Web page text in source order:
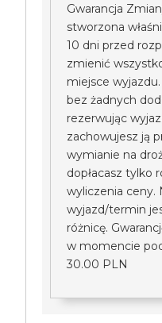
Gwarancja
stworzona
10 dni przed
zmienić
miejsce
bez żadnych
rezerwując
zachowujesz ją
wymianie na
dopłacasz tylko
wyliczenia ceny.
wyjazd/termin
różnicę.
w momencie
30.00 PLN